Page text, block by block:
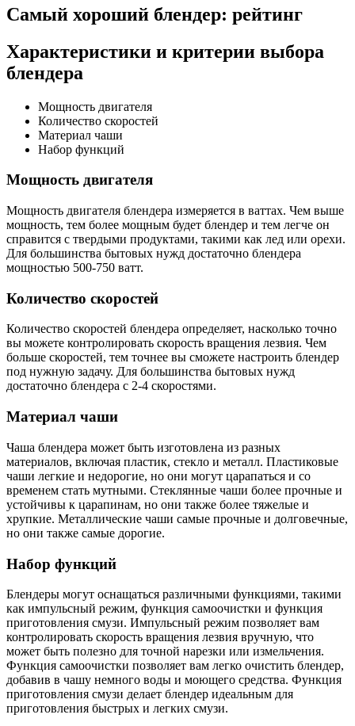
Самый хороший блендер: рейтинг
Характеристики и критерии выбора
блендера
Мощность двигателя
Количество скоростей
Материал чаши
Набор функций
Мощность двигателя
Мощность двигателя блендера измеряется в ваттах. Чем выше
мощность, тем более мощным будет блендер и тем легче он
справится с твердыми продуктами, такими как лед или орехи.
Для большинства бытовых нужд достаточно блендера
мощностью 500-750 ватт.
Количество скоростей
Количество скоростей блендера определяет, насколько точно
вы можете контролировать скорость вращения лезвия. Чем
больше скоростей, тем точнее вы сможете настроить блендер
под нужную задачу. Для большинства бытовых нужд
достаточно блендера с 2-4 скоростями.
Материал чаши
Чаша блендера может быть изготовлена из разных
материалов, включая пластик, стекло и металл. Пластиковые
чаши легкие и недорогие, но они могут царапаться и со
временем стать мутными. Стеклянные чаши более прочные и
устойчивы к царапинам, но они также более тяжелые и
хрупкие. Металлические чаши самые прочные и долговечные,
но они также самые дорогие.
Набор функций
Блендеры могут оснащаться различными функциями, такими
как импульсный режим, функция самоочистки и функция
приготовления смузи. Импульсный режим позволяет вам
контролировать скорость вращения лезвия вручную, что
может быть полезно для точной нарезки или измельчения.
Функция самоочистки позволяет вам легко очистить блендер,
добавив в чашу немного воды и моющего средства. Функция
приготовления смузи делает блендер идеальным для
приготовления быстрых и легких смузи.